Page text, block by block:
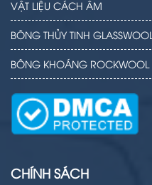
VẬT LIỆU CÁCH ÂM
BÔNG THỦY TINH GLASSWOOL
BÔNG KHOÁNG ROCKWOOL
CHÍNH SÁCH